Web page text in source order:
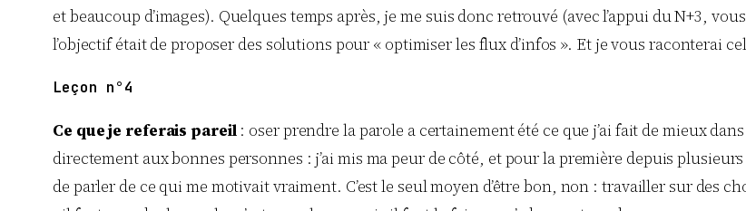
et beaucoup d’images). Quelques temps après, je me suis donc retrouvé (avec l’appui du N+3,
l’objectif était de proposer des solutions pour « optimiser les flux d’infos ». Et je vous raconterai
Leçon n°4
Ce que je referais pareil: oser prendre la parole a certainement été ce que j’ai fait de mieux
directement aux bonnes personnes : j’ai mis ma peur de côté, et pour la première depuis
de parler de ce qui me motivait vraiment. C’est le seul moyen d’être bon, non : travailler sur des